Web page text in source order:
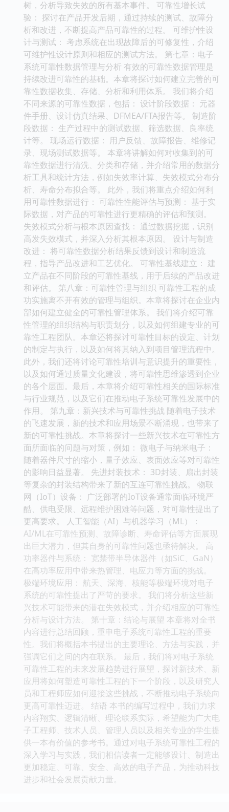
树，分析导致失效的所有基本事件。 可靠性增长试
验： 探讨在产品开发后期，通过持续的测试、故障分
析和改进，不断提高产品可靠性的过程。 可维护性设
计与测试： 考虑系统在出现故障后的可修复性，介绍
可维护性设计原则和相应的测试方法。 第七章：电子
系统可靠性数据管理与分析 有效的可靠性数据管理是
持续改进可靠性的基础。本章将探讨如何建立完善的可
靠性数据收集、存储、分析和利用体系。 我们将介绍
不同来源的可靠性数据，包括： 设计阶段数据： 元器
件手册、设计仿真结果、DFMEA/FTA报告等。 制造阶
段数据： 生产过程中的测试数据、筛选数据、良率统
计等。 现场运行数据： 用户反馈、故障报告、维修记
录、现场测试数据等。 本章将讲解如何对收集到的可
靠性数据进行清洗、分类和存储，并介绍常用的数据分
析工具和统计方法，例如失效率计算、失效模式分布分
析、寿命分布拟合等。 此外，我们将重点介绍如何利
用可靠性数据进行： 可靠性性能评估与预测： 基于实
际数据，对产品的可靠性进行更精确的评估和预测。
失效模式分析与根本原因查找： 通过数据挖掘，识别
高发失效模式，并深入分析其根本原因。 设计与制造
改进： 将可靠性数据分析结果反馈到设计和制造流
程，指导产品改进和工艺优化。 可靠性基线建立： 建
立产品在不同阶段的可靠性基线，用于后续的产品改进
和评估。 第八章：可靠性管理与组织 可靠性工程的成
功实施离不开有效的管理与组织。本章将探讨在企业内
部如何建立健全的可靠性管理体系。 我们将介绍可靠
性管理的组织结构与职责划分，以及如何组建专业的可
靠性工程团队。本章还将探讨可靠性目标的设定、计划
的制定与执行，以及如何将其纳入到项目管理流程中。
此外，我们还将讨论可靠性培训与意识提升的重要性，
以及如何通过质量文化建设，将可靠性思维渗透到企业
的各个层面。最后，本章将介绍可靠性相关的国际标准
与行业规范，以及它们在推动电子系统可靠性发展中的
作用。 第九章：新兴技术与可靠性挑战 随着电子技术
的飞速发展，新的技术和应用场景不断涌现，也带来了
新的可靠性挑战。本章将探讨一些新兴技术在可靠性方
面所面临的问题与对策，例如： 微电子与纳米电子：
随着器件尺寸的缩小，量子效应、表面效应等对可靠性
的影响日益显著。 先进封装技术： 3D封装、扇出封装
等复杂的封装结构带来了新的互连可靠性挑战。 物联
网（IoT）设备： 广泛部署的IoT设备通常面临环境严
酷、供电受限、远程维护困难等问题，对可靠性提出了
更高要求。 人工智能（AI）与机器学习（ML）：
AI/ML在可靠性预测、故障诊断、寿命评估等方面展现
出巨大潜力，但其自身的可靠性问题也亟待解决。 高
功率器件与系统： 宽禁带半导体器件（如SiC、GaN）
在高功率应用中带来热管理、电应力等方面的挑战。
极端环境应用： 航天、深海、核能等极端环境对电子
系统的可靠性提出了严苛的要求。 我们将分析这些新
兴技术可能带来的潜在失效模式，并介绍相应的可靠性
分析与设计方法。 第十章：结论与展望 本章将对全书
内容进行总结回顾，重申电子系统可靠性工程的重要
性。我们将概括本书提出的主要理论、方法与实践，并
强调它们之间的内在联系。 最后，我们将对电子系统
可靠性工程的未来发展趋势进行展望，探讨新技术、新
应用将如何塑造可靠性工程的下一个阶段，以及研究人
员和工程师应如何迎接这些挑战，不断推动电子系统向
更高可靠性迈进。 结语 本书的编写过程中，我们力求
内容翔实、逻辑清晰、理论联系实际，希望能为广大电
子工程师、技术人员、管理人员以及相关专业的学生提
供一本有价值的参考书。通过对电子系统可靠性工程的
深入学习与实践，我们相信读者一定能够设计、制造出
更加稳定、可靠、安全、高效的电子产品，为推动科技
进步和社会发展贡献力量。